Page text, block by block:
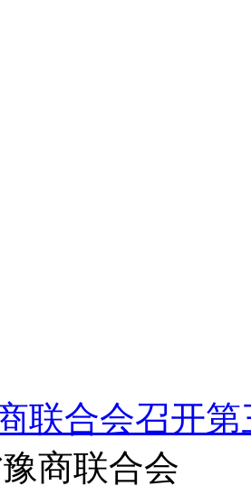
联合会召开
商联合会